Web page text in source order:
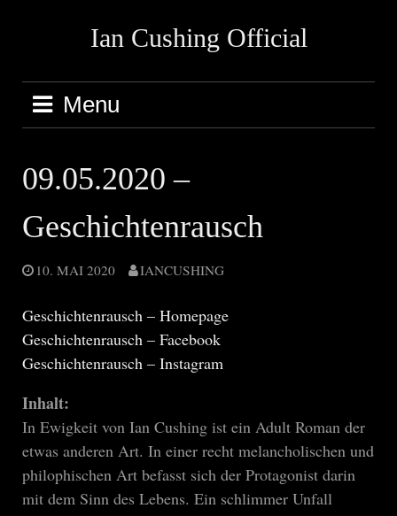
Ian Cushing Official
Menu
09.05.2020 –
Geschichtenrausch
10. MAI 2020 IANCUSHING
Geschichtenrausch – Homepage
Geschichtenrausch – Facebook
Geschichtenrausch – Instagram
Inhalt:
In Ewigkeit von Ian Cushing ist ein Adult Roman der
etwas anderen Art. In einer recht melancholischen und
philophischen Art befasst sich der Protagonist darin
mit dem Sinn des Lebens. Ein schlimmer Unfall